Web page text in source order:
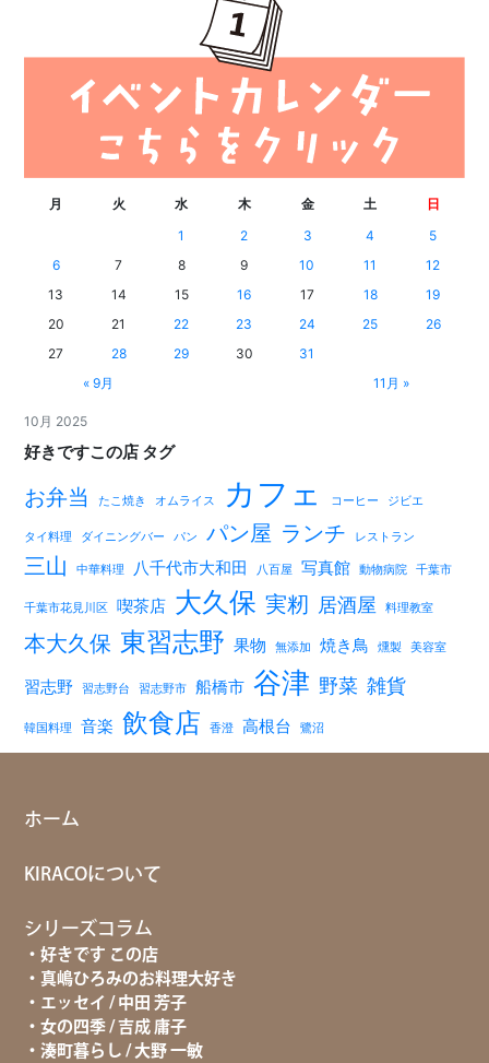
10月 2025
月 火 水 木 金 土
日
1
2 3 4
5
6
7 8 9 10 11
12
13
14 15 16 17 18
19
20
21 22 23 24 25
26
27
28 29 30
31
« 9月
11月 »
好きですこの店 タグ
お弁当 たこ焼き オムライス カフェ コーヒー ジビエ
タイ料理 ダイニングバー パン パン屋 ランチ レストラン
三山 中華料理 八千代市大和田 八百屋 写真館 動物病院 千葉市
千葉市花見川区 喫茶店 大久保 実籾 居酒屋 料理教室
本大久保 東習志野 果物 無添加 焼き鳥 燻製 美容室
習志野 習志野台 習志野市 船橋市 谷津 野菜 雑貨
韓国料理 音楽 飲食店 香澄 高根台 鷺沼
ホーム
KIRACOについて
シリーズコラム
好きです この店
真嶋ひろみのお料理大好き
エッセイ / 中田 芳子
女の四季 / 吉成 庸子
湊町暮らし / 大野 一敏